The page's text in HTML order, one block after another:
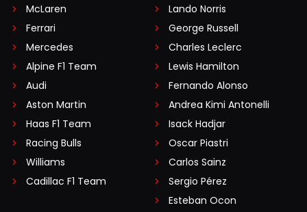
McLaren
Ferrari
Mercedes
Alpine F1 Team
Audi
Aston Martin
Haas F1 Team
Racing Bulls
Williams
Cadillac F1 Team
Lando Norris
George Russell
Charles Leclerc
Lewis Hamilton
Fernando Alonso
Andrea Kimi Antonelli
Isack Hadjar
Oscar Piastri
Carlos Sainz
Sergio Pérez
Esteban Ocon